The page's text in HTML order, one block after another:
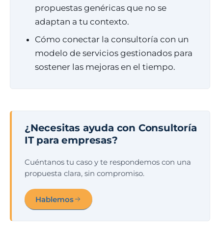
propuestas genéricas que no se
adaptan a tu contexto.
Cómo conectar la consultoría con un
modelo de servicios gestionados para
sostener las mejoras en el tiempo.
¿Necesitas ayuda con Consultoría
IT para empresas?
Cuéntanos tu caso y te respondemos con una
propuesta clara, sin compromiso.
Hablemos